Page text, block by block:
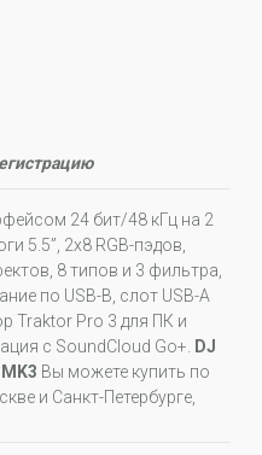
24 бит/48 кГц на 2
5.5”, 2х8 RGB-пэдов,
8 типов и 3 фильтра,
по USB-B, слот USB-A
Traktor Pro 3 для ПК и
с SoundCloud Go+.
DJ
Вы можете купить по
и Санкт-Петербурге,